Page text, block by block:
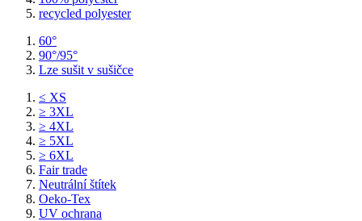
recycled polyester
60°
90°/95°
Lze sušit v sušičce
≤ XS
≥ 3XL
≥ 4XL
≥ 5XL
≥ 6XL
Fair trade
Neutrální štítek
Oeko-Tex
UV ochrana